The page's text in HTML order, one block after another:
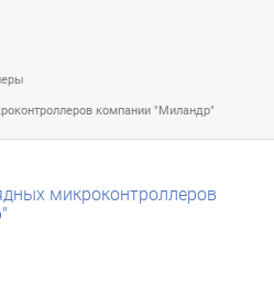
компании "Миландр"
микроконтроллеров